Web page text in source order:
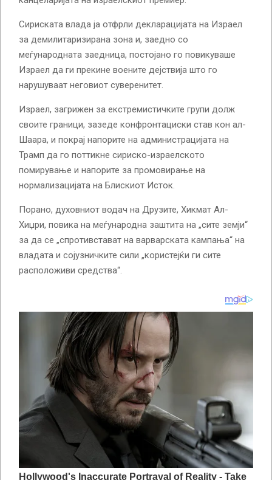
Сириската влада ја отфрли декларацијата на Израел
за демилитаризирана зона и, заедно со
меѓународната заедница, постојано го повикуваше
Израел да ги прекине воените дејствија што го
нарушуваат неговиот суверенитет.
Израел, загрижен за екстремистичките групи долж
своите граници, зазеде конфронтациски став кон ал-
Шаара, и покрај напорите на администрацијата на
Трамп да го поттикне сириско-израелското
помирување и напорите за промовирање на
нормализацијата на Блискиот Исток.
Порано, духовниот водач на Друзите, Хикмат Ал-
Хиџри, повика на меѓународна заштита на „сите земји“
за да се „спротивстават на варварската кампања“ на
владата и сојузничките сили „користејќи ги сите
расположиви средства“.